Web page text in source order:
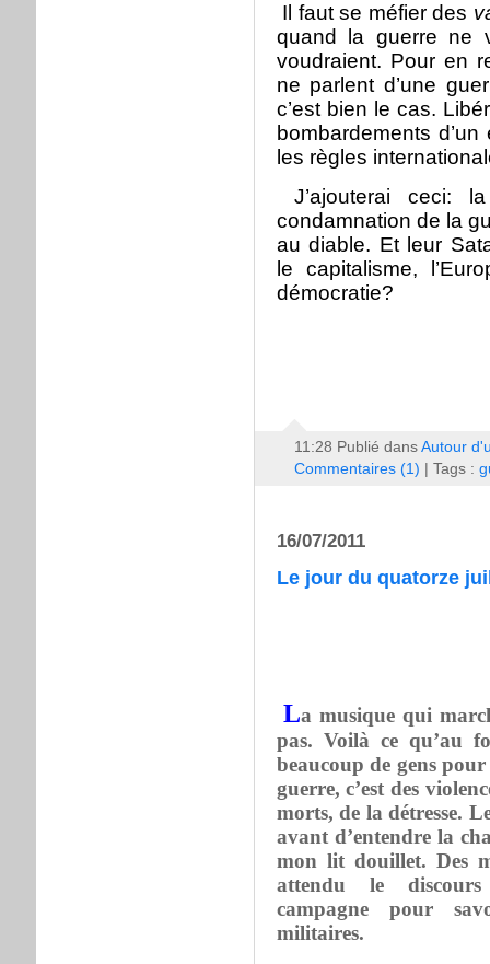
Il faut se méfier des
quand la guerre ne
voudraient. Pour en
ne parlent d’une
c’est bien le cas.
bombardements
les règles
J’ajouterai ceci:
condamnation de la
au diable. Et leur
le capitalisme,
démocratie?
11:28 Publié dans Autour
Commentaires (1) | Tags :
16/07/2011
Le jour du quatorze
La musique qui
pas. Voilà ce qu’au
beaucoup de gens
guerre, c’est des
morts, de la détresse.
avant d’entendre la
mon lit douillet. Des
attendu le discours
campagne pour
militaires.